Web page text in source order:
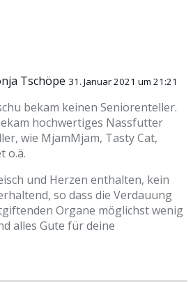
Tschöpe 31. Januar 2021 um 21:21
bekam keinen Seniorenteller.
hochwertiges Nassfutter
wie MjamMjam, Tasty Cat,
o.ä.
und Herzen enthalten, kein
so dass die Verdauung
Organe möglichst wenig
alles Gute für deine